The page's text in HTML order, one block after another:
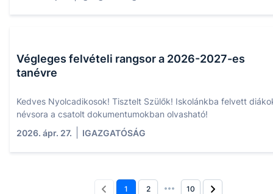
Végleges felvételi rangsor a 2026-2027-es
tanévre
Kedves Nyolcadikosok! Tisztelt Szülők! Iskolánkba felvett
névsora a csatolt dokumentumokban olvasható!
2026. ápr. 27.
IGAZGATÓSÁG
1 2 10